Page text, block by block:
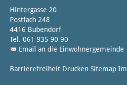
Hintergasse 20
Postfach 248
4416 Bubendorf
Tel. 061 935 90 90
Email an die Einwohnergemeinde
Barrierefreiheit Drucken Sitemap